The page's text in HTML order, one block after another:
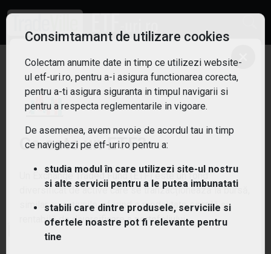
Nu am gasit niciun ETF!
Sterge filtrele
Întrebări și răspunsuri
×
Ce este un ETF?
Un Exchange Traded Fund (ETF) este un fond
diversificat de active care se tranzacționează la bursă,
similar cu acțiunile, oferind o modalitate simplă și
rentabilă de diversificare a portofoliului.
Consimtamant de utilizare cookies
Colectam anumite date in timp ce utilizezi website-
ul etf-uri.ro, pentru a-i asigura functionarea corecta,
pentru a-ti asigura siguranta in timpul navigarii si
pentru a respecta reglementarile in vigoare.
De asemenea, avem nevoie de acordul tau in timp
ce navighezi pe etf-uri.ro pentru a:
studia modul în care utilizezi site-ul nostru
si alte servicii pentru a le putea imbunatati
stabili care dintre produsele, serviciile si
ofertele noastre pot fi relevante pentru
tine